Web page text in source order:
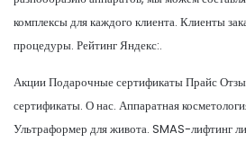
комплексы для каждого клиента. Клиенты
процедуры. Рейтинг Яндекс:.
Акции Подарочные сертификаты Прайс
сертификаты. О нас. Аппаратная
Ультраформер для живота. SMAS-лифтинг